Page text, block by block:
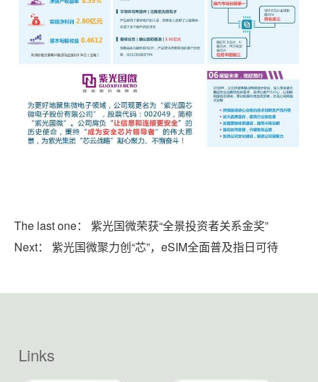
The last one： 紫光国微荣获“全景投资者关系金奖”
Next： 紫光国微聚力创“芯”，eSIM全面普及指日可待
Links